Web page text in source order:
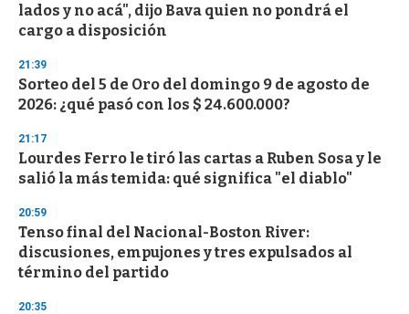
lados y no acá", dijo Bava quien no pondrá el
cargo a disposición
21:39
Sorteo del 5 de Oro del domingo 9 de agosto de
2026: ¿qué pasó con los $ 24.600.000?
21:17
Lourdes Ferro le tiró las cartas a Ruben Sosa y le
salió la más temida: qué significa "el diablo"
20:59
Tenso final del Nacional-Boston River:
discusiones, empujones y tres expulsados al
término del partido
20:35